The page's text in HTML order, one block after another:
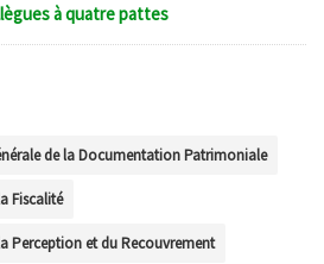
à quatre pattes
de la Documentation Patrimoniale
Fiscalité
Perception et du Recouvrement